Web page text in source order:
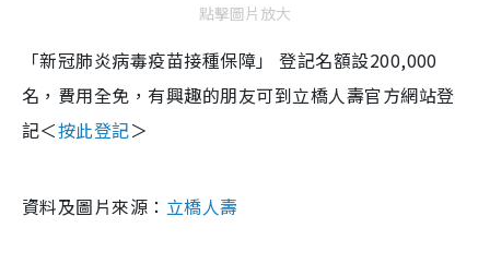
點擊圖片放大
「新冠肺炎病毒疫苗接種保障」 登記名額設200,000
名，費用全免，有興趣的朋友可到立橋人壽官方網站登
記＜按此登記＞
資料及圖片來源： 立橋人壽